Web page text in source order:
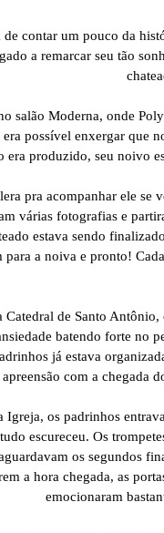
contar um pouco da
a remarcar seu tão
salão Moderna, onde
possível enxergar que
era produzido, seu noivo
pra acompanhar ele se
várias fotografias e
estava sendo
para a noiva e pronto!
Catedral de Santo
batendo forte no
já estava
apreensão com a chegada
Igreja, os padrinhos
escureceu. Os
os segundos
a hora chegada, as
emocionaram